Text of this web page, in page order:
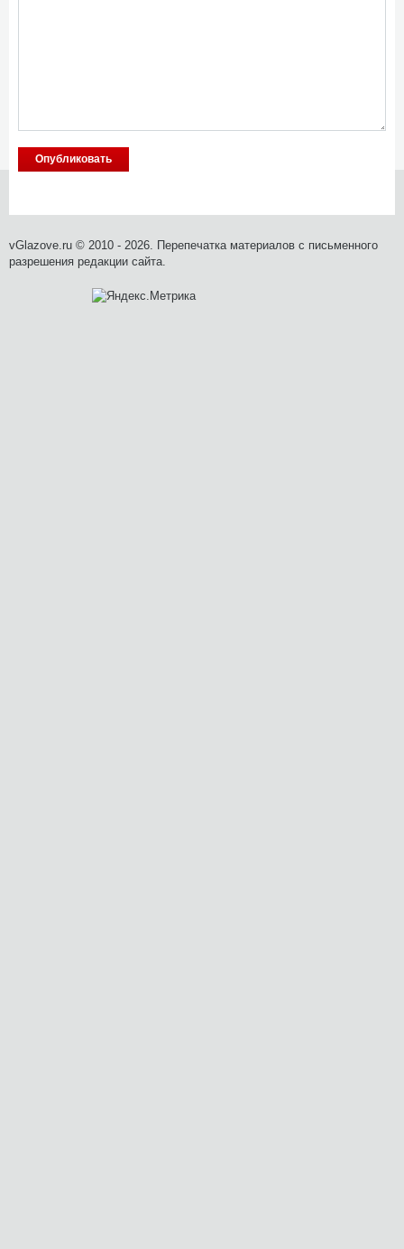
vGlazove.ru © 2010 - 2026. Перепечатка материалов с письменного
разрешения редакции сайта.